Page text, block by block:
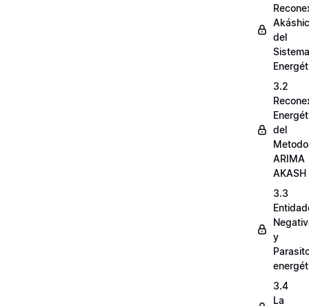
del
Sistema
3.2
del
Metodo
ARIMA
AKASH
3.3
y
3.4
La